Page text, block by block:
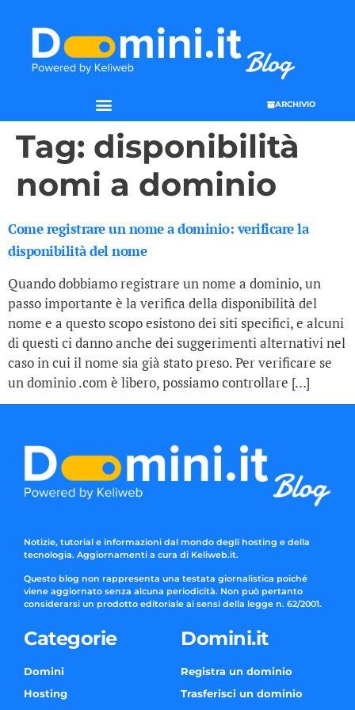
ARCHIVIO
Tag: disponibilità
nomi a dominio
Come registrare un nome a dominio: verificare la
disponibilità del nome
Quando dobbiamo registrare un nome a dominio, un
passo importante è la verifica della disponibilità del
nome e a questo scopo esistono dei siti specifici, e alcuni
di questi ci danno anche dei suggerimenti alternativi nel
caso in cui il nome sia già stato preso. Per verificare se
un dominio .com è libero, possiamo controllare […]
Notizie, tutorial e informazioni dal mondo degli hosting e della
tecnologia. Aggiornamenti a cura di Keliweb.it.
Questo blog non rappresenta una testata giornalistica poiché
viene aggiornato senza alcuna periodicità. Non può pertanto
considerarsi un prodotto editoriale ai sensi della legge n. 62/2001.
Categorie
Domini
Hosting
Domini.it
Registra un dominio
Trasferisci un dominio